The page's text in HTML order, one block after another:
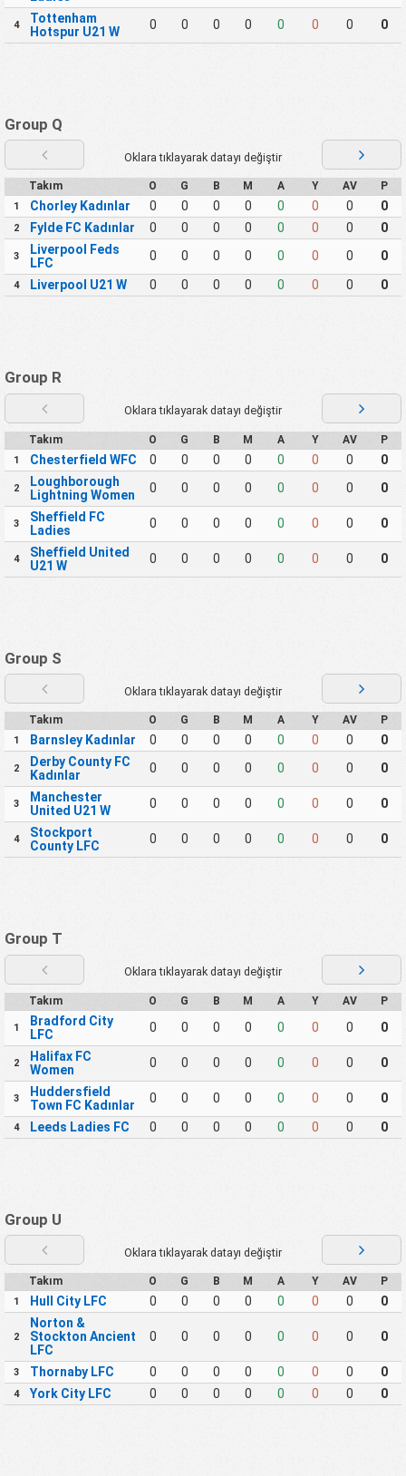
4
Tottenham
Hotspur U21 W
0 0 0 0 0 0 0 0
Group Q
Oklara tıklayarak datayı değiştir
Takım O G B M A Y AV P
1 Chorley Kadınlar 0 0 0 0 0 0 0 0
2 Fylde FC Kadınlar 0 0 0 0 0 0 0 0
3
Liverpool Feds
LFC
0 0 0 0 0 0 0 0
4 Liverpool U21 W 0 0 0 0 0 0 0 0
Group R
Oklara tıklayarak datayı değiştir
Takım O G B M A Y AV P
1 Chesterfield WFC 0 0 0 0 0 0 0 0
2
Loughborough
Lightning Women
0 0 0 0 0 0 0 0
3
Sheffield FC
Ladies
0 0 0 0 0 0 0 0
4
Sheffield United
U21 W
0 0 0 0 0 0 0 0
Group S
Oklara tıklayarak datayı değiştir
Takım O G B M A Y AV P
1 Barnsley Kadınlar 0 0 0 0 0 0 0 0
2
Derby County FC
Kadınlar
0 0 0 0 0 0 0 0
3
Manchester
United U21 W
0 0 0 0 0 0 0 0
4
Stockport
County LFC
0 0 0 0 0 0 0 0
Group T
Oklara tıklayarak datayı değiştir
Takım O G B M A Y AV P
1
Bradford City
LFC
0 0 0 0 0 0 0 0
2
Halifax FC
Women
0 0 0 0 0 0 0 0
3
Huddersfield
Town FC Kadınlar
0 0 0 0 0 0 0 0
4 Leeds Ladies FC 0 0 0 0 0 0 0 0
Group U
Oklara tıklayarak datayı değiştir
Takım O G B M A Y AV P
1 Hull City LFC 0 0 0 0 0 0 0 0
2
Norton &
Stockton Ancient
LFC
0 0 0 0 0 0 0 0
3 Thornaby LFC 0 0 0 0 0 0 0 0
4 York City LFC 0 0 0 0 0 0 0 0